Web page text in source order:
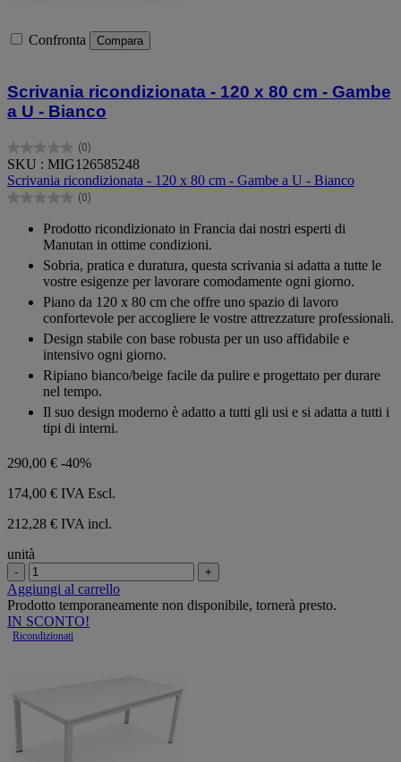
Confronta Compara
Scrivania ricondizionata - 120 x 80 cm - Gambe
a U - Bianco
(0)
0.0
su
5
stelle.
SKU : MIG126585248
Scrivania ricondizionata - 120 x 80 cm - Gambe a U - Bianco
(0)
0.0
Prodotto ricondizionato in Francia dai nostri esperti di
Manutan in ottime condizioni.
Sobria, pratica e duratura, questa scrivania si adatta a tutte le
vostre esigenze per lavorare comodamente ogni giorno.
Piano da 120 x 80 cm che offre uno spazio di lavoro
confortevole per accogliere le vostre attrezzature professionali.
Design stabile con base robusta per un uso affidabile e
intensivo ogni giorno.
Ripiano bianco/beige facile da pulire e progettato per durare
nel tempo.
Il suo design moderno è adatto a tutti gli usi e si adatta a tutti i
tipi di interni.
290,00 € -40%
174,00 € IVA Escl.
212,28 € IVA incl.
unità
- +
Aggiungi al carrello
Prodotto temporaneamente non disponibile, tornerà presto.
IN SCONTO!